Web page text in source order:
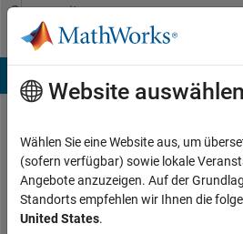
Weiter zum Inhalt
Community
Profile
s
Last
seen:
etwa
Website auswählen
Wählen Sie eine Website aus, um
(sofern verfügbar) sowie lokale
Angebote anzuzeigen. Auf der
Standorts empfehlen wir Ihnen die
United States.